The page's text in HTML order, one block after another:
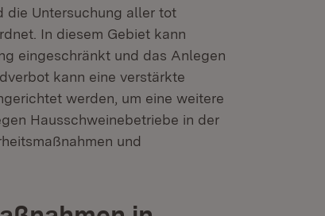
die Untersuchung aller tot
In diesem Gebiet kann
eingeschränkt und das Anlegen
kann eine verstärkte
werden, um eine weitere
Hausschweinebetriebe in der
und